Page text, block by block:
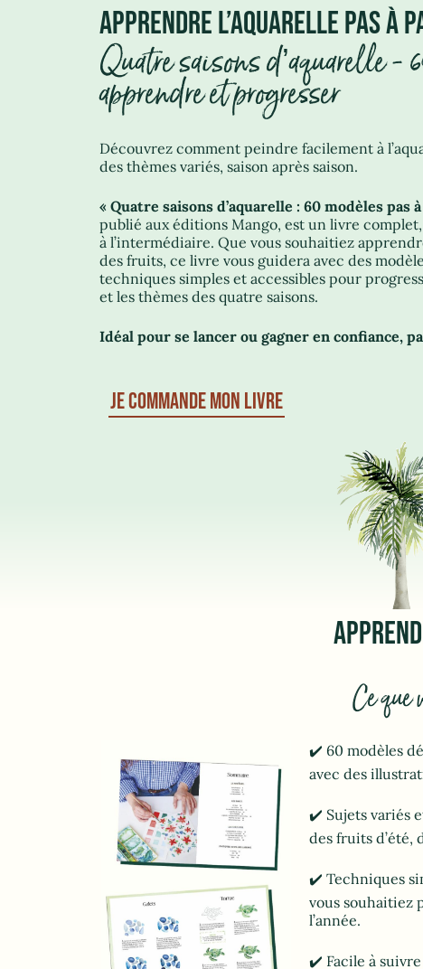
APPRENDRE L’AQUARELLE PAS À
Quatre saisons d’aquarelle -
apprendre et progresser
Découvrez comment peindre facilement à
des thèmes variés, saison après saison.
« Quatre saisons d’aquarelle : 60 modèles
publié aux éditions Mango, est un livre
à l’intermédiaire. Que vous souhaitiez
des fruits, ce livre vous guidera avec des
techniques simples et accessibles pour
et les thèmes des quatre saisons.
Idéal pour se lancer ou gagner en confiance,
JE COMMANDE MON LIVRE
Ce que
✔️ 60 modèles
avec des
✔️ Sujets variés
des fruits d’été,
✔️ Techniques
vous souhaitiez
l’année.
✔️ Facile à